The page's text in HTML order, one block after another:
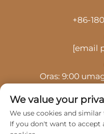
+86-
[email
Oras: 9:00
We value your
We use cookies and
If you don't want to accept